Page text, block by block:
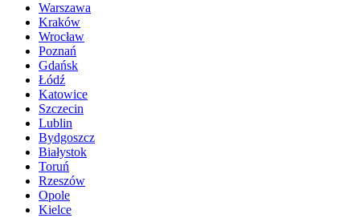
Warszawa
Kraków
Wrocław
Poznań
Gdańsk
Łódź
Katowice
Szczecin
Lublin
Bydgoszcz
Białystok
Toruń
Rzeszów
Opole
Kielce